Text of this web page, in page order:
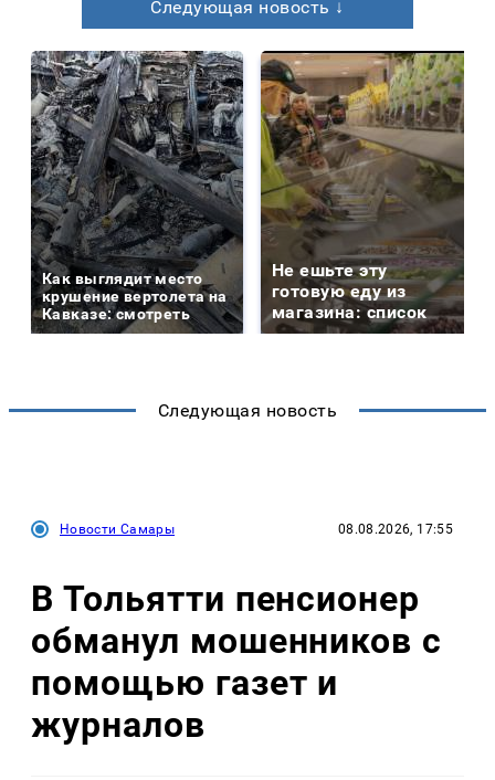
Следующая новость ↓
Как выглядит место
крушение вертолета на
Кавказе: смотреть
Не ешьте эту
готовую еду из
магазина: список
Следующая новость
Новости Самары 08.08.2026, 17:55
В Тольятти пенсионер
обманул мошенников с
помощью газет и
журналов